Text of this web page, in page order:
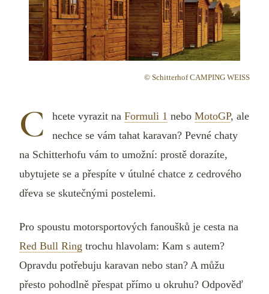
© Schitterhof CAMPING WEISS
C hcete vyrazit na Formuli 1 nebo MotoGP, ale
nechce se vám tahat karavan? Pevné chaty
na Schitterhofu vám to umožní: prostě dorazíte,
ubytujete se a přespíte v útulné chatce z cedrového
dřeva se skutečnými postelemi.
Pro spoustu motorsportových fanoušků je cesta na
Red Bull Ring trochu hlavolam: Kam s autem?
Opravdu potřebuju karavan nebo stan? A můžu
přesto pohodlně přespat přímo u okruhu? Odpověď